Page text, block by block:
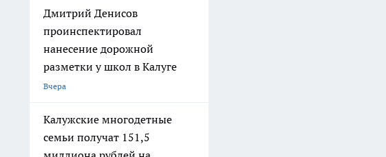
Дмитрий Денисов
проинспектировал
нанесение дорожной
разметки у школ в Калуге
Вчера
Калужские многодетные
семьи получат 151,5